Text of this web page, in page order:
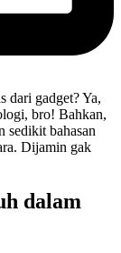
dari gadget? Ya,
bro! Bahkan,
sedikit bahasan
Dijamin gak
dalam